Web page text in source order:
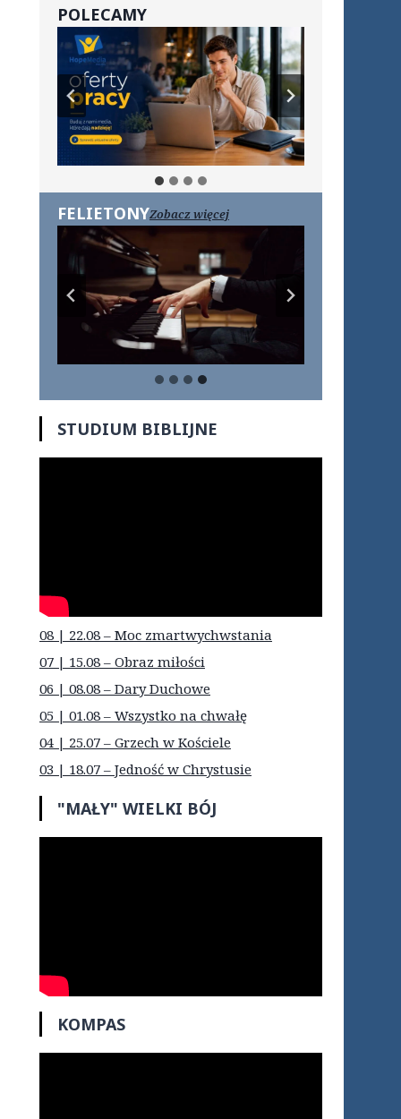
POLECAMY
FELIETONYZobacz więcej
STUDIUM BIBLIJNE
08 | 22.08 – Moc zmartwychwstania
07 | 15.08 – Obraz miłości
06 | 08.08 – Dary Duchowe
05 | 01.08 – Wszystko na chwałę
04 | 25.07 – Grzech w Kościele
03 | 18.07 – Jedność w Chrystusie
"MAŁY" WIELKI BÓJ
KOMPAS